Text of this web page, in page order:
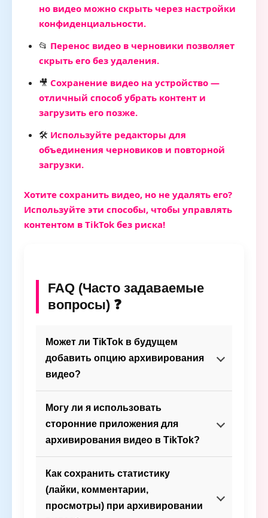
но видео можно скрыть через настройки
конфиденциальности.
📂 Перенос видео в черновики позволяет
скрыть его без удаления.
🎥 Сохранение видео на устройство —
отличный способ убрать контент и
загрузить его позже.
🛠 Используйте редакторы для
объединения черновиков и повторной
загрузки.
Хотите сохранить видео, но не удалять его?
Используйте эти способы, чтобы управлять
контентом в TikTok без риска!
FAQ (Часто задаваемые
вопросы) ❓
Может ли TikTok в будущем
добавить опцию архивирования
видео?
Могу ли я использовать
сторонние приложения для
архивирования видео в TikTok?
Как сохранить статистику
(лайки, комментарии,
просмотры) при архивировании